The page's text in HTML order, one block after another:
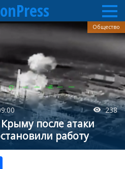
238
после атаки
работу
Общество